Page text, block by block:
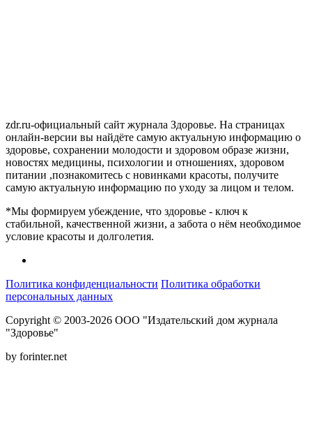
zdr.ru-официальный сайт журнала Здоровье. На страницах
онлайн-версии вы найдёте самую актуальную информацию о
здоровье, сохранении молодости и здоровом образе жизни,
новостях медицины, психологии и отношениях, здоровом
питании ,познакомитесь с новинками красоты, получите
самую актуальную информацию по уходу за лицом и телом.
*Мы формируем убеждение, что здоровье - ключ к
стабильной, качественной жизни, а забота о нём необходимое
условие красоты и долголетия.
Политика конфиденциальности Политика обработки
персональных данных
Copyright © 2003-2026 ООО "Издательский дом журнала
"Здоровье"
by forinter.net